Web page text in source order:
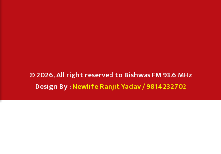
© 2026, All right reserved to Bishwas FM 93.6 MHz
Design By : Newlife Ranjit Yadav /9814232702